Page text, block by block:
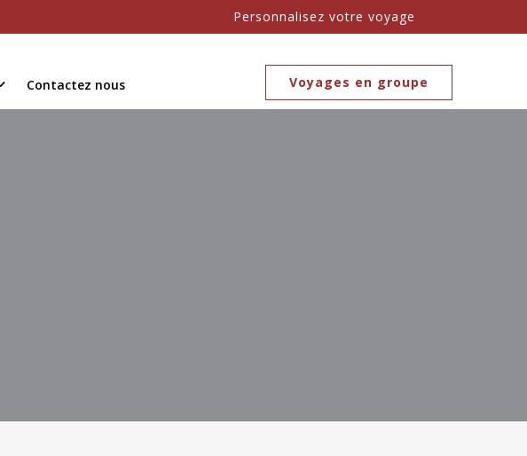
Personnalisez votre voyage
Contactez nous Voyages en groupe